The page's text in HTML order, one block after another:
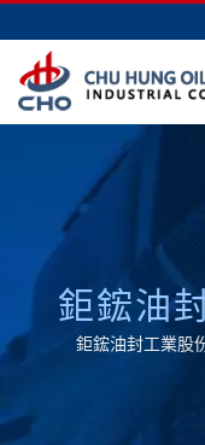
鉅鋐油
鉅鋐油封工業股